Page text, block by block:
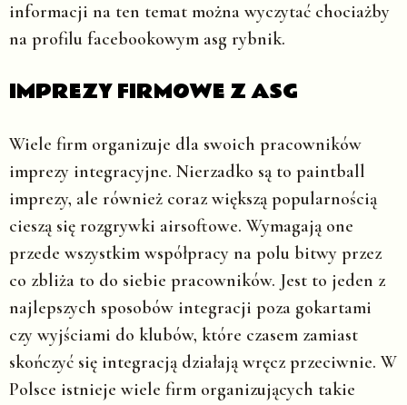
informacji na ten temat można wyczytać chociażby
na profilu facebookowym asg rybnik.
IMPREZY FIRMOWE Z ASG
Wiele firm organizuje dla swoich pracowników
imprezy integracyjne. Nierzadko są to paintball
imprezy, ale również coraz większą popularnością
cieszą się rozgrywki airsoftowe. Wymagają one
przede wszystkim współpracy na polu bitwy przez
co zbliża to do siebie pracowników. Jest to jeden z
najlepszych sposobów integracji poza gokartami
czy wyjściami do klubów, które czasem zamiast
skończyć się integracją działają wręcz przeciwnie. W
Polsce istnieje wiele firm organizujących takie